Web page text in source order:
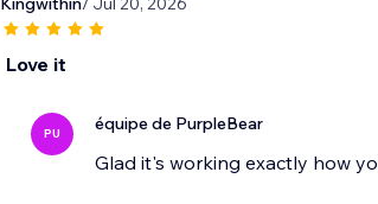
Love it
PU équipe de PurpleBear
Glad it's working exactly how